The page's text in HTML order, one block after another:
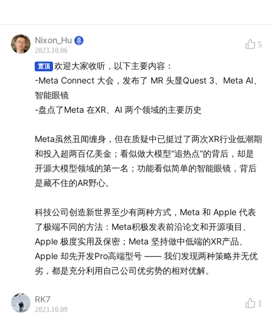
嘉宾：黑毛警长008（节目内称“警长”）是XR行业分析
师，公众号「AR圈」和知识星球「XR研究院」、B站「
毛警长008 」（说明：mao为毛发的毛）等自媒体创始
人，针对XR行业具备10年以上的研究经验。
作者；Nixon：大厂XR产品经理、前机器人产品经理、前
科技媒体记者
剪辑：杜1
脑放电波往期节目精选（搜索关键词可收听）
泛科技生活：SU7营销复盘/ 男人的“发烧消费”
AI 相关：和李楠聊AI硬件/能做家务的机器人还有多
远？/ GPT并非替代你/611款 AI 生产力工具
1016 种职业，哪些将被 AI 替代
饮食健康相关：
阿斯巴甜致
Nixon_Hu
2023.10.06
5
置顶
欢迎大家收听，以下主要内容：
-Meta Connect 大会，发布了 MR 头显Quest 3、Meta AI、
智能眼镜
-盘点了Meta 在XR、AI 两个领域的主要历史
Meta虽然丑闻缠身，但在质疑中已挺过了两次XR行业低潮期
和投入超两百亿美金；看似做大模型“追热点”的背后，却是
开源大模型领域的第一名；功能看似简单的智能眼镜，背后
是藏不住的AR野心。
科技公司创造新世界至少有两种方式，Meta 和 Apple 代表
了极端不同的方法：Meta积极发表前沿论文和开源项目、
Apple 极度实用及保密；Meta 坚持做中低端的XR产品、
Apple 却先开发Pro高端型号 —— 我们发现两种策略并无优
劣，都是充分利用自己公司优劣势的相对优解。
RK7
2023.10.09
1